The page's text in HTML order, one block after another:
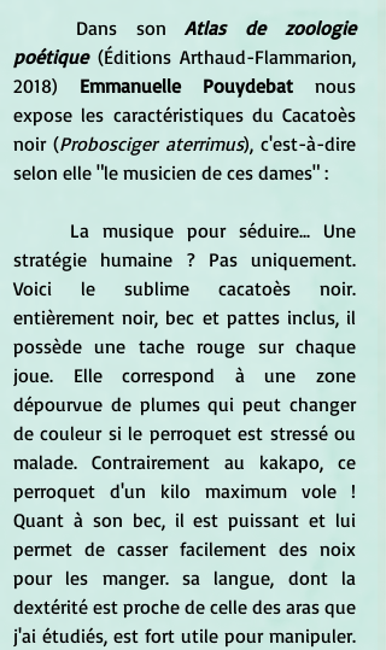
	Dans son
Atlas de zoologie
poétique (Éditions Arthaud-Flammarion,
2018) Emmanuelle Pouydebat nous
expose les caractéristiques du Cacatoès
noir (Probosciger aterrimus), c'est-à-dire
selon elle "le musicien de ces dames" :
stratégie humaine ? Pas uniquement.
Voici le sublime cacatoès noir.
entièrement noir, bec et pattes inclus, il
possède une tache rouge sur chaque
joue. Elle correspond à une zone
dépourvue de plumes qui peut changer
de couleur si le perroquet est stressé ou
malade. Contrairement au kakapo, ce
perroquet d'un kilo maximum vole !
Quant à son bec, il est puissant et lui
permet de casser facilement des noix
pour les manger. sa langue, dont la
dextérité est proche de celle des aras que
j'ai étudiés, est fort utile pour manipuler.